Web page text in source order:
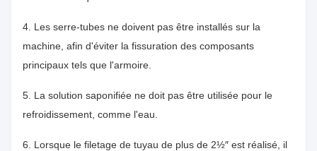
4. Les serre-tubes ne doivent pas être installés sur la
machine, afin d'éviter la fissuration des composants
principaux tels que l'armoire.
5. La solution saponifiée ne doit pas être utilisée pour le
refroidissement, comme l'eau.
6. Lorsque le filetage de tuyau de plus de 2½″ est réalisé, il